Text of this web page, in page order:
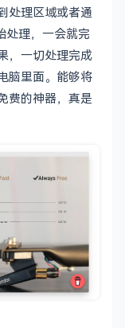
处理区域或者通
处理，一会就完
，一切处理完成
脑里面。能够将
费的神器，真是